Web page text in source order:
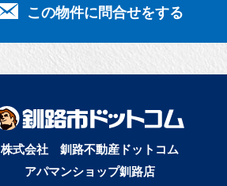
この物件に問合せをする
株式会社 釧路不動産ドットコム
アパマンショップ釧路店